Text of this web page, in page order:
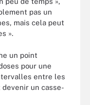
pas un
mais cela peut
».
un point
pour une
entre les
un casse-